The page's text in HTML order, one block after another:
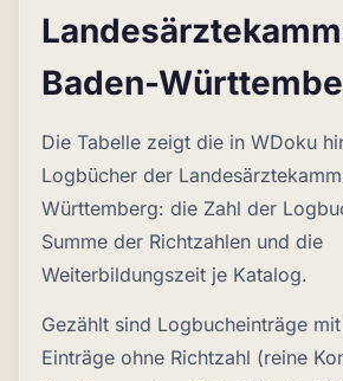
Baden-
Die Tabelle zeigt die in WDoku
Logbücher der
Württemberg: die Zahl der
Summe der Richtzahlen und die
Weiterbildungszeit je Katalog.
Gezählt sind Logbucheinträge
Einträge ohne Richtzahl (reine